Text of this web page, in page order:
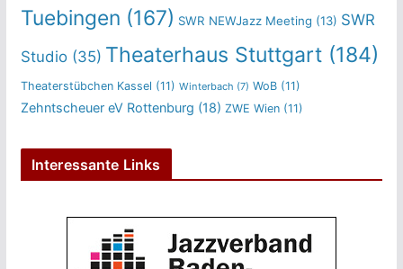
Tuebingen (167) SWR NEWJazz Meeting (13) SWR
Studio(35) Theaterhaus Stuttgart(184)
Theaterstübchen Kassel (11) Winterbach (7) WoB(11)
Zehntscheuer eV Rottenburg (18) ZWE Wien(11)
Interessante Links